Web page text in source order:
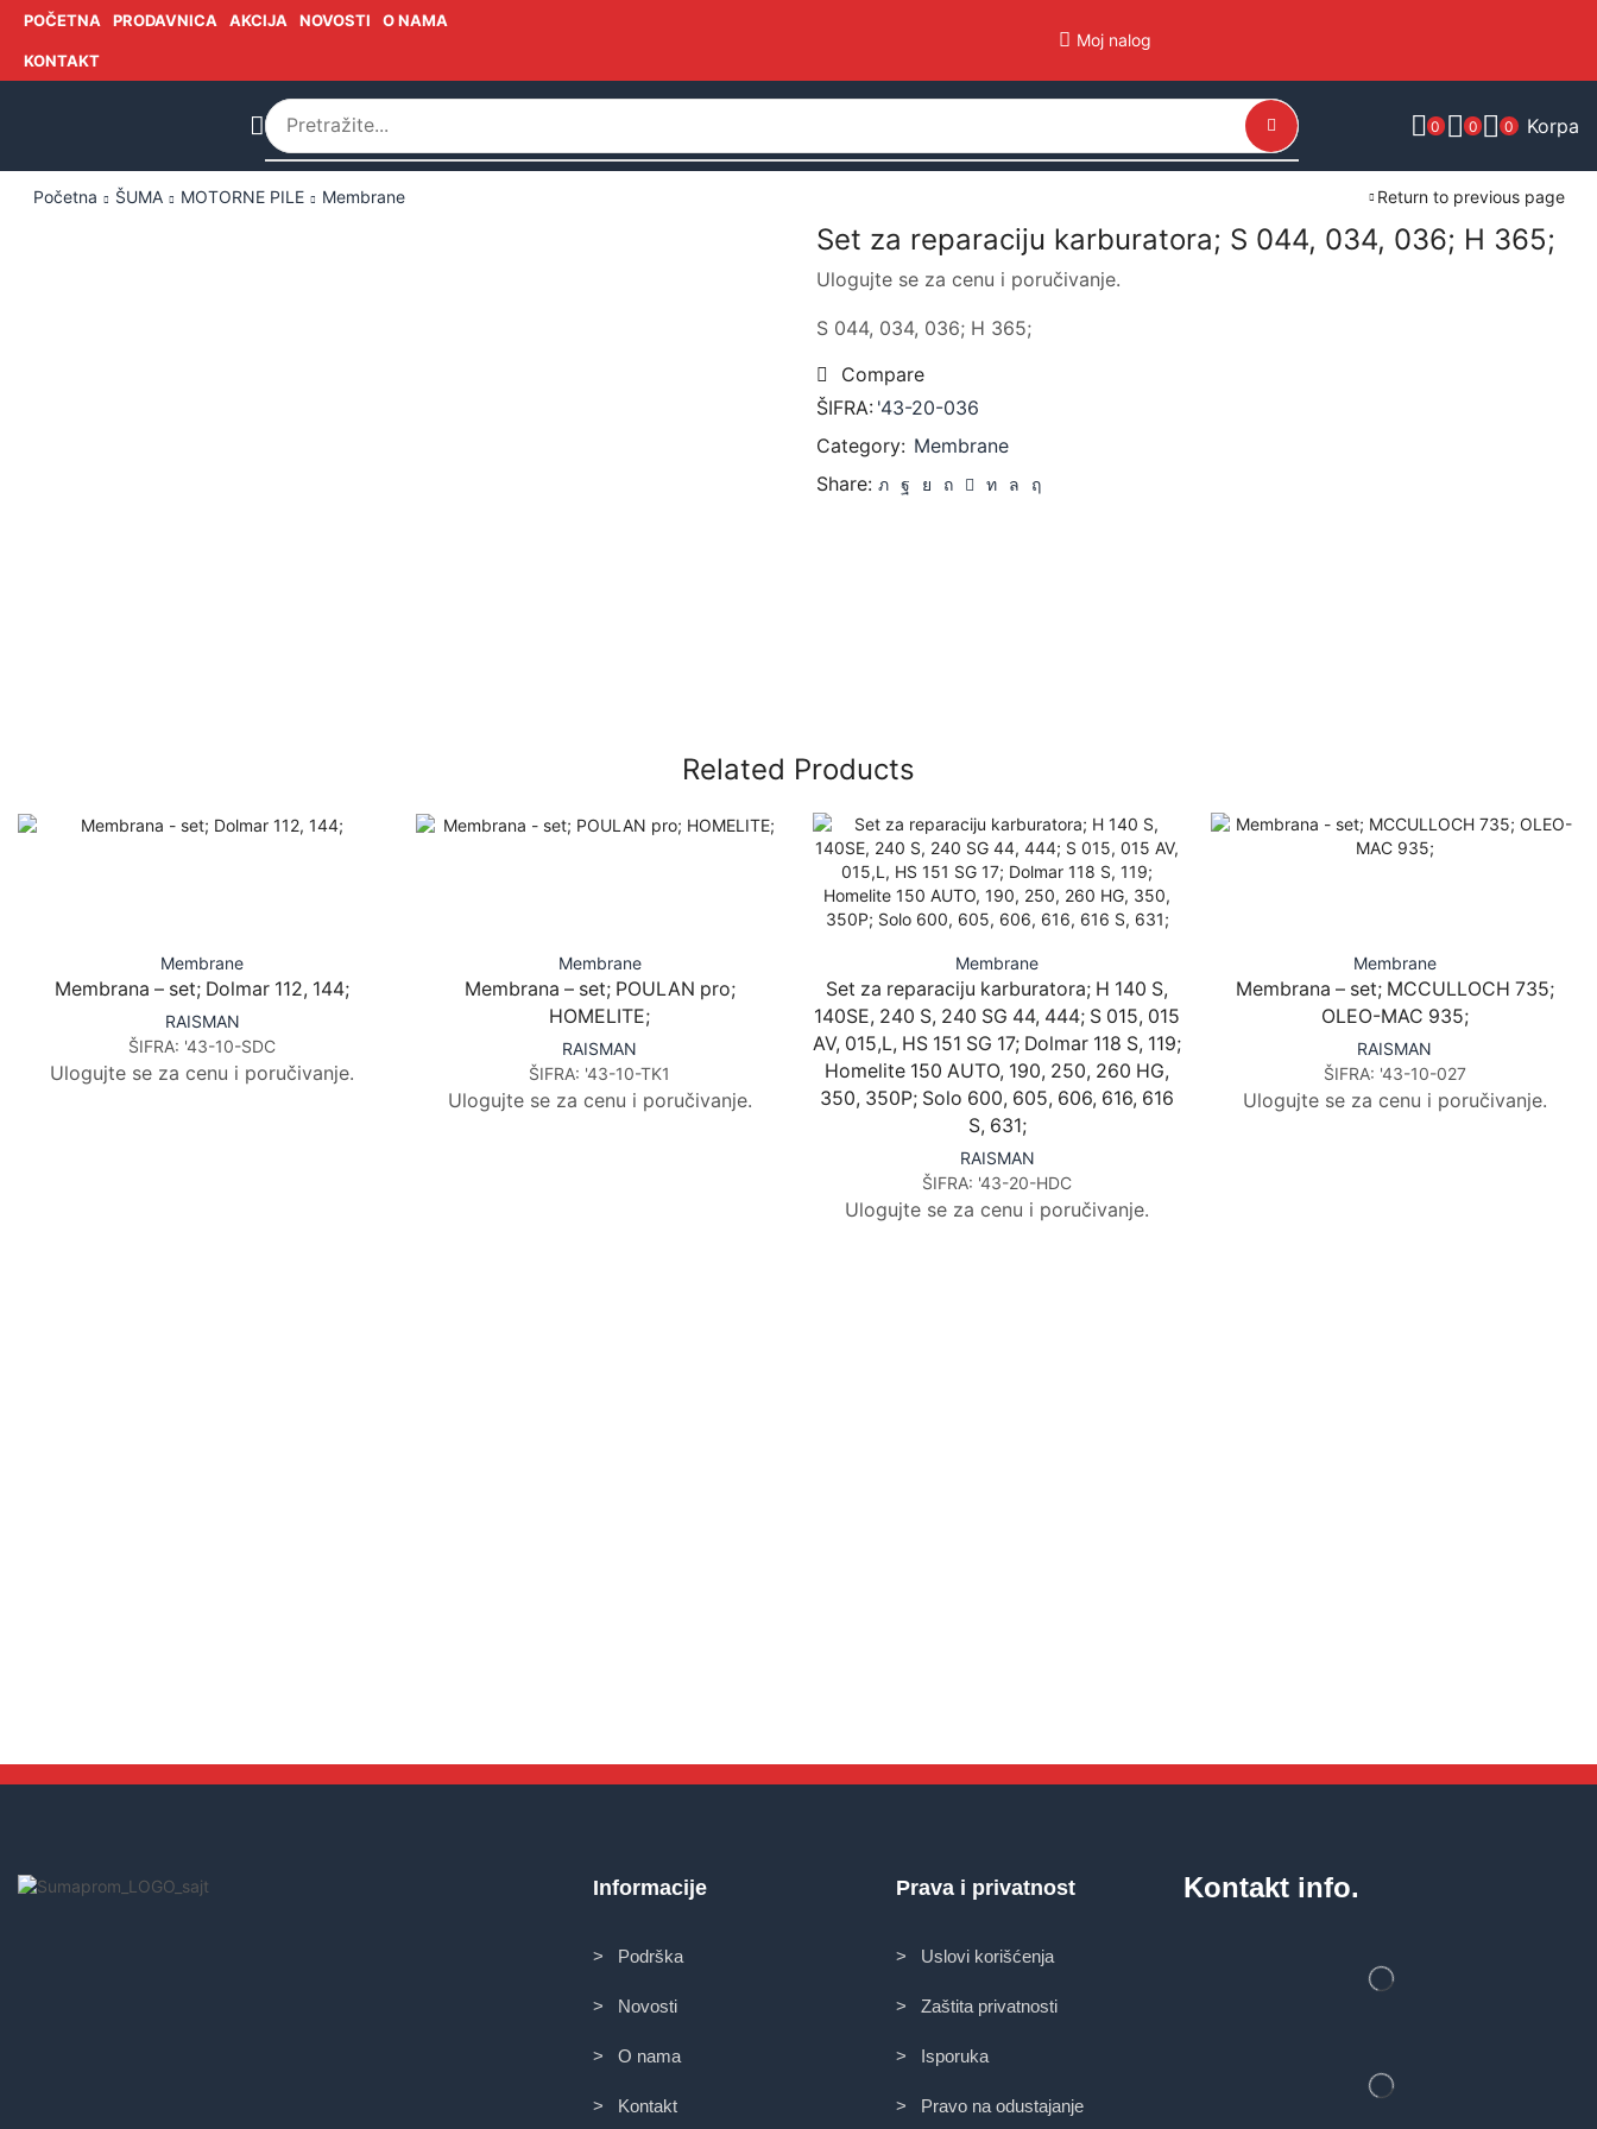
POČETNA PRODAVNICA AKCIJA NOVOSTI O NAMA
KONTAKT
Moj nalog
0 0 0 Korpa
Početna ŠUMA MOTORNE PILE Membrane Return to previous page
Set za reparaciju karburatora; S 044, 034, 036; H 365;
Ulogujte se za cenu i poručivanje.
S 044, 034, 036; H 365;
Compare
ŠIFRA: '43-20-036
Category: Membrane
Share:
Related Products
Membrane
Membrana – set; Dolmar 112, 144;
RAISMAN
ŠIFRA: '43-10-SDC
Ulogujte se za cenu i poručivanje.
Membrane
Membrana – set; POULAN pro;
HOMELITE;
RAISMAN
ŠIFRA: '43-10-TK1
Ulogujte se za cenu i poručivanje.
Membrane
Set za reparaciju karburatora; H 140 S,
140SE, 240 S, 240 SG 44, 444; S 015, 015
AV, 015,L, HS 151 SG 17; Dolmar 118 S, 119;
Homelite 150 AUTO, 190, 250, 260 HG,
350, 350P; Solo 600, 605, 606, 616, 616
S, 631;
RAISMAN
ŠIFRA: '43-20-HDC
Ulogujte se za cenu i poručivanje.
Membrane
Membrana – set; MCCULLOCH 735;
OLEO-MAC 935;
RAISMAN
ŠIFRA: '43-10-027
Ulogujte se za cenu i poručivanje.
Informacije
> Podrška
> Novosti
> O nama
> Kontakt
Prava i privatnost
> Uslovi korišćenja
> Zaštita privatnosti
> Isporuka
> Pravo na odustajanje
Kontakt info.